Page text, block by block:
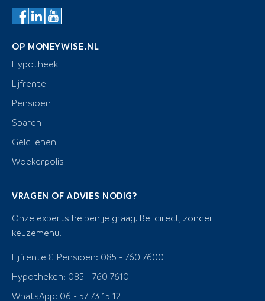
OP MONEYWISE.NL
Hypotheek
Lijfrente
Pensioen
Sparen
Geld lenen
Woekerpolis
VRAGEN OF ADVIES NODIG?
Onze experts helpen je graag. Bel direct, zonder
keuzemenu.
Lijfrente & Pensioen: 085 - 760 7600
Hypotheken: 085 - 760 7610
WhatsApp: 06 - 57 73 15 12